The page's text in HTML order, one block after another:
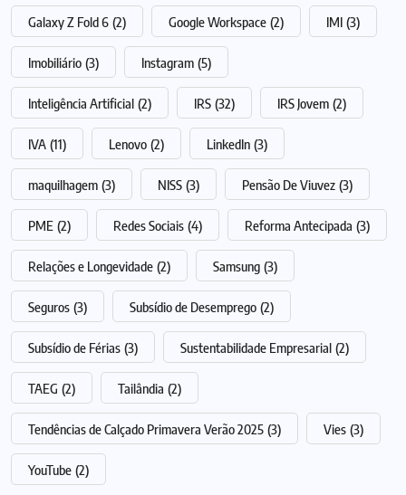
Galaxy Z Fold 6 (2) Google Workspace (2) IMI (3)
Imobiliário (3) Instagram (5)
Inteligência Artificial (2) IRS (32) IRS Jovem (2)
IVA (11) Lenovo (2) LinkedIn (3)
maquilhagem (3) NISS (3) Pensão De Viuvez (3)
PME (2) Redes Sociais (4) Reforma Antecipada (3)
Relações e Longevidade (2) Samsung (3)
Seguros (3) Subsídio de Desemprego (2)
Subsídio de Férias (3) Sustentabilidade Empresarial (2)
TAEG (2) Tailândia (2)
Tendências de Calçado Primavera Verão 2025 (3) Vies (3)
YouTube (2)